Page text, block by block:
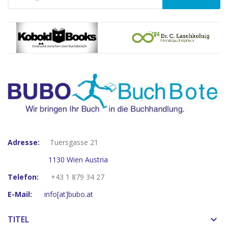
Adresse:
Tuersgasse 21
1130 Wien Austria
Telefon:
+43 1 879 34 27
E-Mail:
info[at]bubo.at
TITEL keyboard_arrow_down